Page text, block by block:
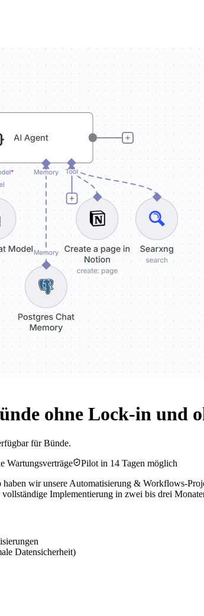
ohne Lock-in und
für Bünde.
Wartungsverträge
Pilot in 14 Tagen möglich
wir unsere Automatisierung & Workflows-
Implementierung in zwei bis drei
Datensicherheit)